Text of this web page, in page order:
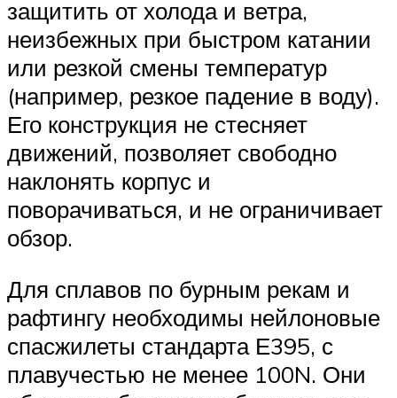
защитить от холода и ветра,
неизбежных при быстром катании
или резкой смены температур
(например, резкое падение в воду).
Его конструкция не стесняет
движений, позволяет свободно
наклонять корпус и
поворачиваться, и не ограничивает
обзор.
Для сплавов по бурным рекам и
рафтингу необходимы нейлоновые
спасжилеты стандарта Е395, с
плавучестью не менее 100N. Они